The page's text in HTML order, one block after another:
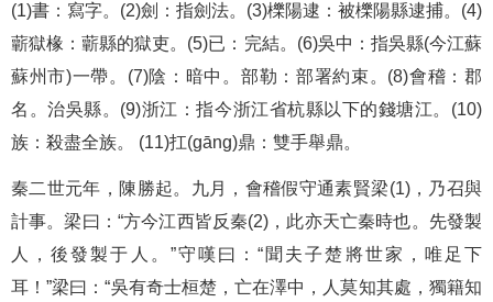
(1)書：寫字。(2)劍：指劍法。(3)櫟陽逮：被櫟陽縣逮捕。(4)
蘄獄椽：蘄縣的獄吏。(5)已：完結。(6)吳中：指吳縣(今江蘇
蘇州市)一帶。(7)陰：暗中。部勒：部署約束。(8)會稽：郡
名。治吳縣。(9)浙江：指今浙江省杭縣以下的錢塘江。(10)
族：殺盡全族。 (11)扛(gāng)鼎：雙手舉鼎。
秦二世元年，陳勝起。九月，會稽假守通素賢梁(1)，乃召與
計事。梁曰：“方今江西皆反秦(2)，此亦天亡秦時也。先發製
人，後發製于人。”守嘆曰：“聞夫子楚將世家，唯足下
耳！”梁曰：“吳有奇士桓楚，亡在澤中，人莫知其處，獨籍知